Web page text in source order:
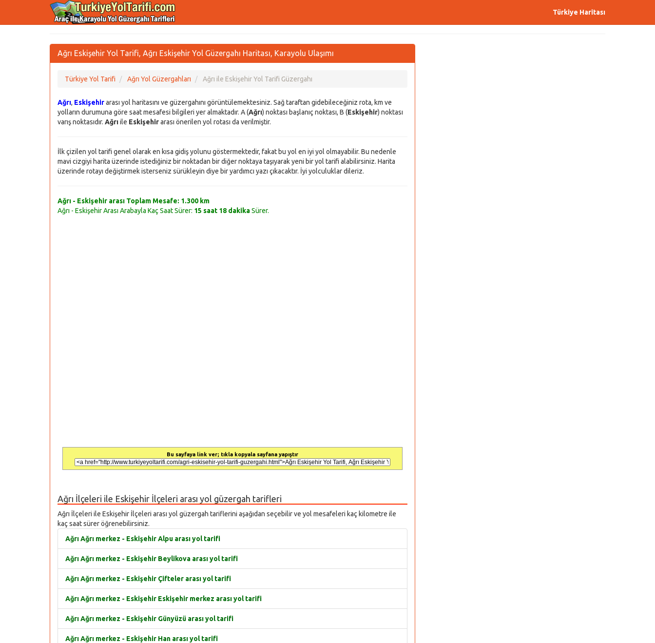
Türkiye Haritası
Ağrı Eskişehir Yol Tarifi, Ağrı Eskişehir Yol Güzergahı Haritası, Karayolu Ulaşımı
Türkiye Yol Tarifi Ağrı Yol Güzergahları Ağrı ile Eskişehir Yol Tarifi Güzergahı
Ağrı, Eskişehirarası yol haritasını ve güzergahını görüntülemektesiniz. Sağ taraftan gidebileceğiniz rota, km ve
yolların durumuna göre saat mesafesi bilgileri yer almaktadır. A (Ağrı) noktası başlanıç noktası, B (Eskişehir) noktası
varış noktasıdır. Ağrıile Eskişehirarası önerilen yol rotası da verilmiştir.
İlk çizilen yol tarifi genel olarak en kısa gidiş yolunu göstermektedir, fakat bu yol en iyi yol olmayabilir. Bu nedenle
mavi cizgiyi harita üzerinde istediğiniz bir noktadan bir diğer noktaya taşıyarak yeni bir yol tarifi alabilirsiniz. Harita
üzerinde rotayı değiştirmek isterseniz sürükleyin diye bir yardımcı yazı çıkacaktır. İyi yolculuklar dileriz.
Ağrı - Eskişehir arası Toplam Mesafe: 1.300 km
Ağrı - Eskişehir Arası Arabayla Kaç Saat Sürer: 15 saat 18 dakikaSürer.
Bu sayfaya link ver; tıkla kopyala sayfana yapıştır
Ağrı İlçeleri ile Eskişehir İlçeleri arası yol güzergah tarifleri
Ağrı İlçeleri ile Eskişehir İlçeleri arası yol güzergah tariflerini aşağıdan seçebilir ve yol mesafeleri kaç kilometre ile
kaç saat sürer öğrenebilirsiniz.
Ağrı Ağrı merkez - Eskişehir Alpu arası yol tarifi
Ağrı Ağrı merkez - Eskişehir Beylikova arası yol tarifi
Ağrı Ağrı merkez - Eskişehir Çifteler arası yol tarifi
Ağrı Ağrı merkez - Eskişehir Eskişehir merkez arası yol tarifi
Ağrı Ağrı merkez - Eskişehir Günyüzü arası yol tarifi
Ağrı Ağrı merkez - Eskişehir Han arası yol tarifi